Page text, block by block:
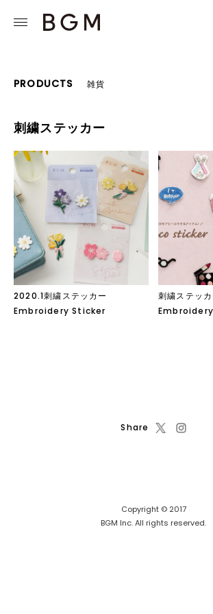
PRODUCTS 雑貨
刺繍ステッカー
2020.1刺繍ステッカー
Embroidery Sticker
刺繍ステッカ
Share
Copyright © 2017
BGM Inc. All rights reserved.